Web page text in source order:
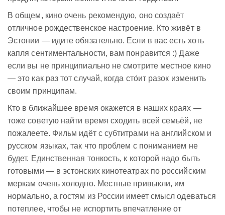
В общем, кино очень рекомендую, оно создаёт
отличное рождественское настроение. Кто живёт в
Эстонии — идите обязательно. Если в вас есть хоть
капля сентиментальности, вам понравится :) Даже
если вы не принципиально не смотрите местное кино
— это как раз тот случай, когда сто́ит разок изменить
своим принципам.
Кто в ближайшее время окажется в наших краях —
тоже советую найти время сходить всей семьёй, не
пожалеете. Фильм идёт с субтитрами на английском и
русском языках, так что проблем с пониманием не
будет. Единственная тонкость, к которой надо быть
готовыми — в эстонских кинотеатрах по российским
меркам очень холодно. Местные привыкли, им
нормально, а гостям из России имеет смысл одеваться
потеплее, чтобы не испортить впечатление от